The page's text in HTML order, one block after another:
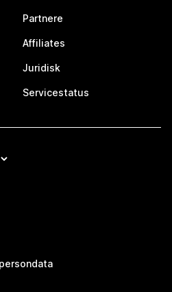
Partnere
Affiliates
Juridisk
Servicestatus